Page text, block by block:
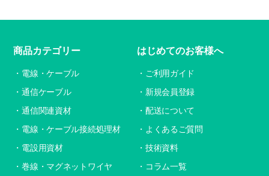
商品カテゴリー
電線・ケーブル
通信ケーブル
通信関連資材
電線・ケーブル接続処理材
電設用資材
巻線・マグネットワイヤ
はじめてのお客様へ
ご利用ガイド
新規会員登録
配送について
よくあるご質問
技術資料
コラム一覧